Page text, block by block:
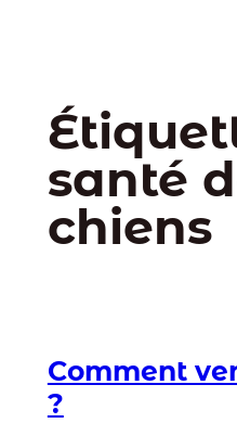
santé
chiens
Comment
?